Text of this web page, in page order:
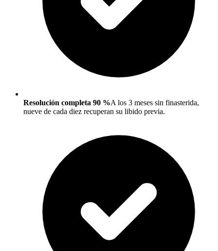
Resolución completa 90 %A los 3 meses sin finasterida,
nueve de cada diez recuperan su libido previa.